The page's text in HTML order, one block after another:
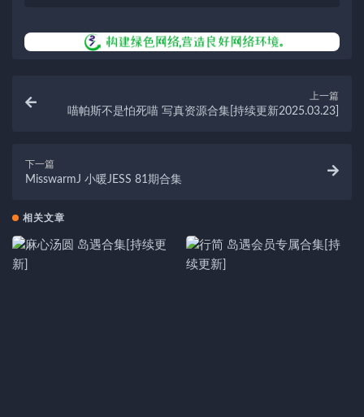
上一篇
喵帕斯不是怕死喵 写真资源合集[持续更新2025.03.23]
下一篇
MisswarmJ 小暖JESS 81期合集
相关文章